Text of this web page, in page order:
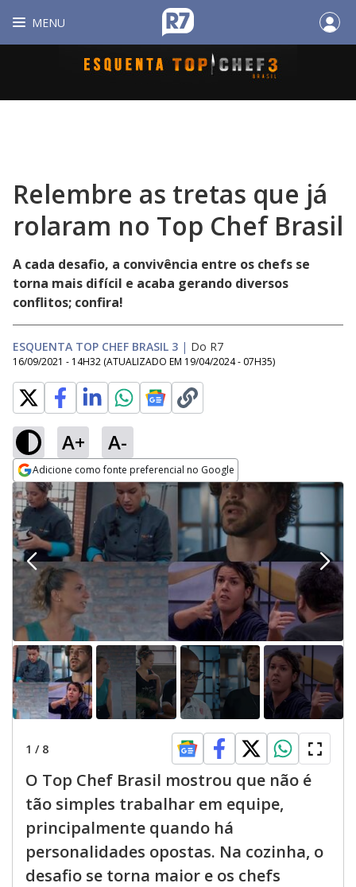
MENU
Relembre as tretas que já
rolaram no Top Chef Brasil
A cada desafio, a convivência entre os chefs se
torna mais difícil e acaba gerando diversos
conflitos; confira!
ESQUENTA TOP CHEF BRASIL 3 | Do R7
16/09/2021 - 14H32 (ATUALIZADO EM 19/04/2024 - 07H35)
A+ A-
Adicione como fonte preferencial no Google
Opens in new window
1 / 8
O Top Chef Brasil mostrou que não é
tão simples trabalhar em equipe,
principalmente quando há
personalidades opostas. Na cozinha, o
desafio se torna maior e os chefs